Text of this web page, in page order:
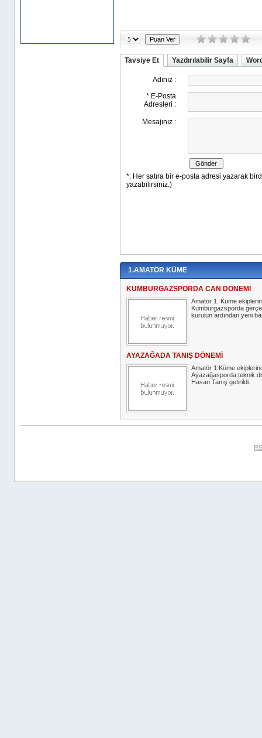
Tavsiye Et Yazdırılabilir Sayfa
1.AMATÖR KÜME
KUMBURGAZSPORDA CAN DÖNEMİ
Amatör 1. Küme
Kumburgazsporda
kurulun ardından yeni
AYAZAĞADA TANIŞ DÖNEMİ
Amatör 1.Küme
Ayazağasporda teknik
Hasan Tanış getirildi.